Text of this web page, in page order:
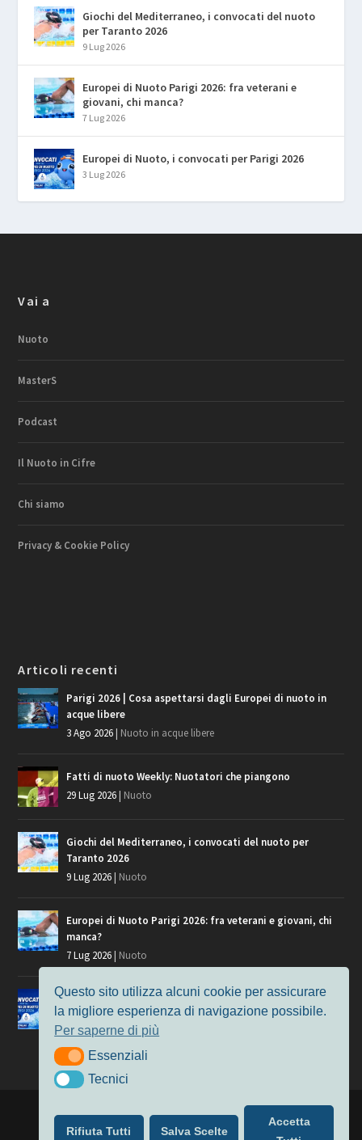
Giochi del Mediterraneo, i convocati del nuoto
per Taranto 2026
9 Lug 2026
Europei di Nuoto Parigi 2026: fra veterani e
giovani, chi manca?
7 Lug 2026
Europei di Nuoto, i convocati per Parigi 2026
3 Lug 2026
Vai a
Nuoto
MasterS
Podcast
Il Nuoto in Cifre
Chi siamo
Privacy & Cookie Policy
Articoli recenti
Parigi 2026 | Cosa aspettarsi dagli Europei di nuoto in
acque libere
3 Ago 2026| Nuoto in acque libere
Fatti di nuoto Weekly: Nuotatori che piangono
29 Lug 2026| Nuoto
Giochi del Mediterraneo, i convocati del nuoto per
Taranto 2026
9 Lug 2026| Nuoto
Europei di Nuoto Parigi 2026: fra veterani e giovani, chi
manca?
7 Lug 2026| Nuoto
Europei di Nuoto, i convocati per Parigi 2026
3 Lug 2026|Nuoto
| Alimentato da
Nuoto
MasterS Podcast Il Nuoto in Cifre
Questo sito utilizza alcuni cookie per assicurare
la migliore esperienza di navigazione possibile.
Per saperne di più
EssenzialiEssenziali
TecniciTecnici
Rifiuta Tutti Salva Scelte
Accetta